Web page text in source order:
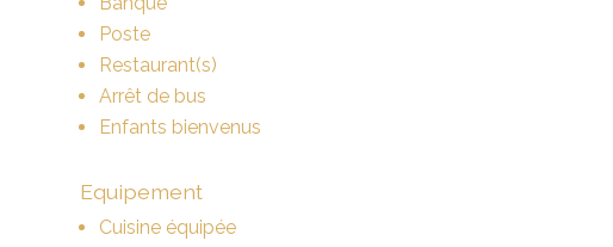
Poste
Restaurant(s)
Arrêt de bus
Enfants bienvenus
Equipement
Cuisine équipée